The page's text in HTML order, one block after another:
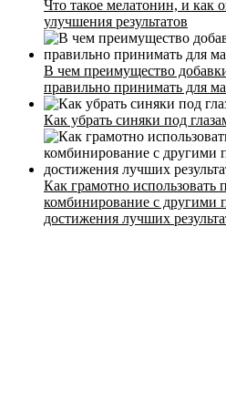
Что такое мелатонин, и как
улучшения результатов
В чем преимущество
правильно принимать для
Как убрать синяки под
Как грамотно
комбинирование с другими
достижения лучших
Контакты